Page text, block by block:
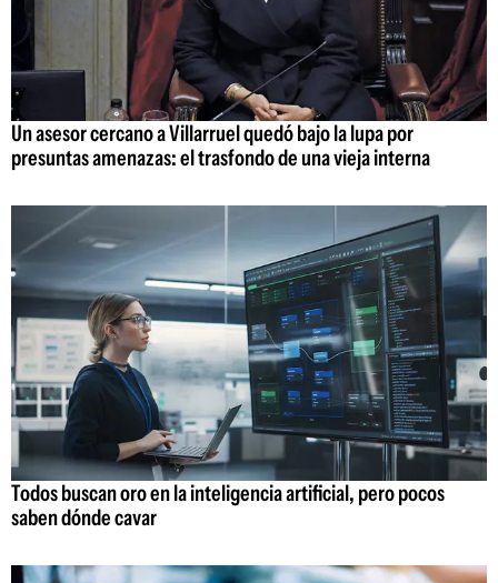
Un asesor cercano a Villarruel quedó bajo la lupa por
presuntas amenazas: el trasfondo de una vieja interna
Todos buscan oro en la inteligencia artificial, pero pocos
saben dónde cavar